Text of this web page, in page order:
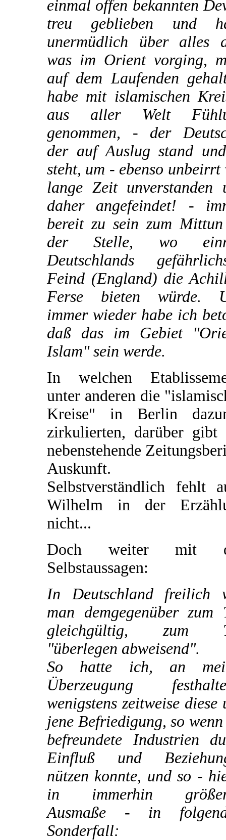
einmal offen bekannten
treu geblieben und
unermüdlich über alles
was im Orient vorging,
auf dem Laufenden
habe mit islamischen
aus aller Welt
genommen, - der
der auf Auslug stand
steht, um - ebenso unbeirrt
lange Zeit unverstanden
daher angefeindet! -
bereit zu sein zum
der Stelle, wo
Deutschlands
Feind (England) die
Ferse bieten würde.
immer wieder habe ich
daß das im Gebiet
Islam" sein werde.
In welchen
unter anderen die
Kreise" in Berlin
zirkulierten, darüber gibt
nebenstehende
Auskunft.
Selbstverständlich fehlt
Wilhelm in der
nicht...
Doch weiter mit
Selbstaussagen:
In Deutschland freilich
man demgegenüber zum
gleichgültig, zum
"überlegen abweisend".
So hatte ich, an
Überzeugung
wenigstens zeitweise diese
jene Befriedigung, so
befreundete Industrien
Einfluß und
nützen konnte, und so -
in immerhin
Ausmaße - in
Sonderfall: